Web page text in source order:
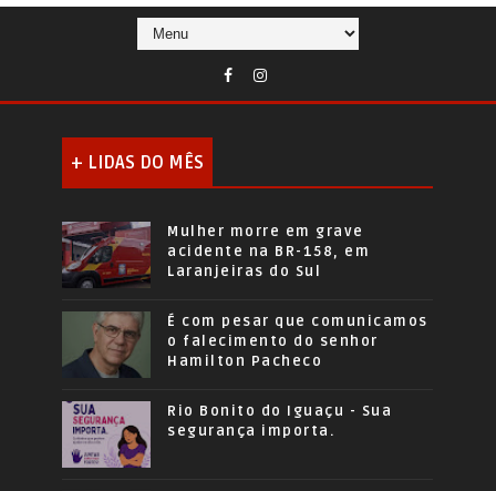
+ LIDAS DO MÊS
Mulher morre em grave
acidente na BR-158, em
Laranjeiras do Sul
É com pesar que comunicamos
o falecimento do senhor
Hamilton Pacheco
Rio Bonito do Iguaçu - Sua
segurança importa.